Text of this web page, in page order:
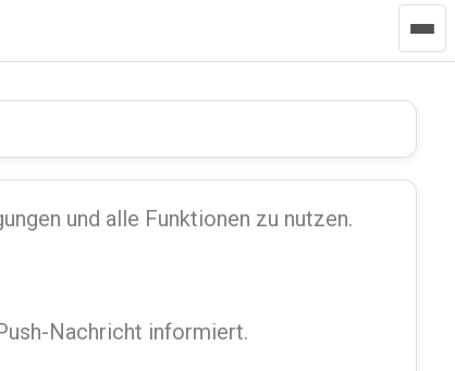
und alle Funktionen zu nutzen.
Nachricht informiert.